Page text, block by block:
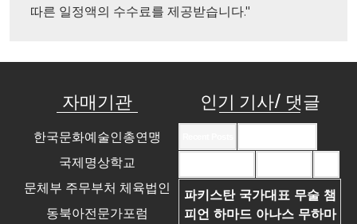
따른 일정액의 수수료를 제공받습니다."
자매기관
한국문화예술인총연맹
국제명상학교
문체부 주무부처 체육법인
동북아전문가포럼
인기 기사/ 댓글
파키스탄 국가대표 무술 챔
피언 하마드 아나스 무하마